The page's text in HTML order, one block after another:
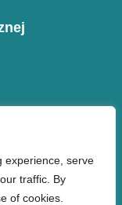
experience, serve
traffic. By
of cookies.